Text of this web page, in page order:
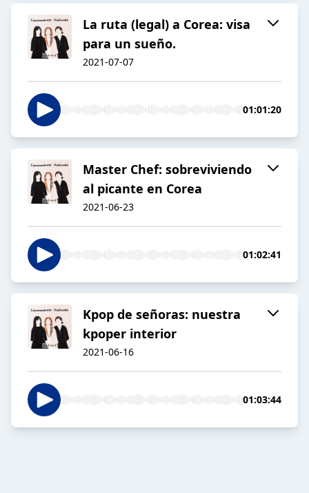
La ruta (legal) a Corea: visa
para un sueño.
2021-07-07
01:01:20
Master Chef: sobreviviendo
al picante en Corea
2021-06-23
01:02:41
Kpop de señoras: nuestra
kpoper interior
2021-06-16
01:03:44